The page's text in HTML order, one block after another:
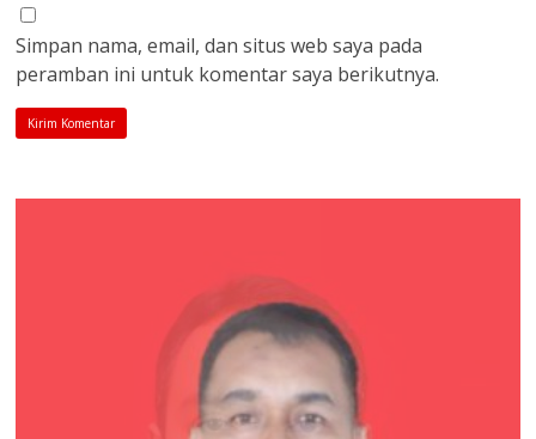
Simpan nama, email, dan situs web saya pada
peramban ini untuk komentar saya berikutnya.